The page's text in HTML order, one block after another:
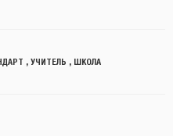
, УЧИТЕЛЬ , ШКОЛА